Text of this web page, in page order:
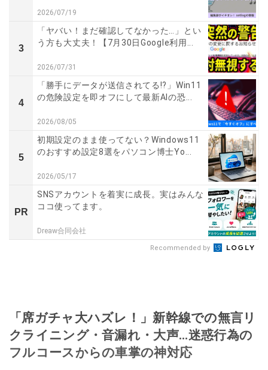
2026/07/19
3
「ヤバい！まだ確認してなかった…」とい
う方も大丈夫！【7月30日Google利用...
2026/07/31
4
「勝手にデータが送信されてる!?」Win11
の危険設定を即オフにして最新AIの恐...
2026/08/05
5
初期設定のまま使ってない？Windows11
のおすすめ設定8選をパソコン博士Yo...
2026/05/17
PR
SNSアカウントを着実に成長。実はみんな
ココ使ってます。
Dreaw合同会社
Recommended by
「席ガチャ大ハズレ！」新幹線での無言リ
クライニング・音漏れ・大声...迷惑行為の
フルコースからの車掌の神対応